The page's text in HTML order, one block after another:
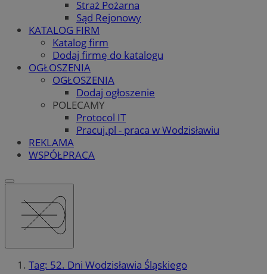
Straż Pożarna
Sąd Rejonowy
KATALOG FIRM
Katalog firm
Dodaj firmę do katalogu
OGŁOSZENIA
OGŁOSZENIA
Dodaj ogłoszenie
POLECAMY
Protocol IT
Pracuj.pl - praca w Wodzisławiu
REKLAMA
WSPÓŁPRACA
Tag: 52. Dni Wodzisławia Śląskiego